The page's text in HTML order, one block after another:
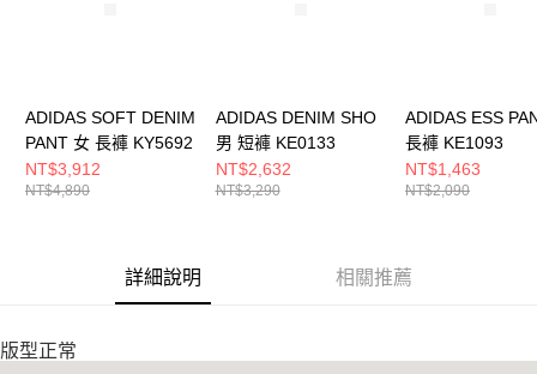
ADIDAS SOFT DENIM
PANT 女 長褲 KY5692
NT$3,912
NT$4,890
ADIDAS DENIM SHO
男 短褲 KE0133
NT$2,632
NT$3,290
ADIDAS ESS
長褲 KE1093
NT$1,463
NT$2,090
詳細說明 相關推薦
版型正常